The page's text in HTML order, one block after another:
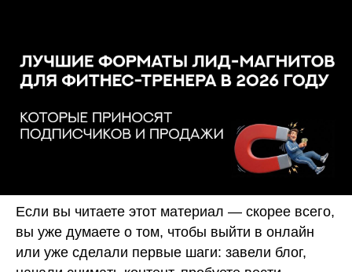
Если вы читаете этот материал — скорее всего,
вы уже думаете о том, чтобы выйти в онлайн
или уже сделали первые шаги: завели блог,